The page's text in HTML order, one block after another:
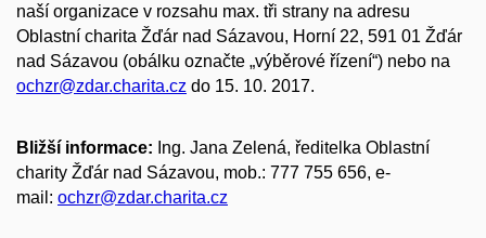
naší organizace v rozsahu max. tři strany na adresu
Oblastní charita Žďár nad Sázavou, Horní 22, 591 01 Žďár
nad Sázavou (obálku označte „výběrové řízení“) nebo na
ochzr@zdar.charita.cz do 15. 10. 2017.
Bližší informace: Ing. Jana Zelená, ředitelka Oblastní
charity Žďár nad Sázavou, mob.: 777 755 656, e-
mail: ochzr@zdar.charita.cz